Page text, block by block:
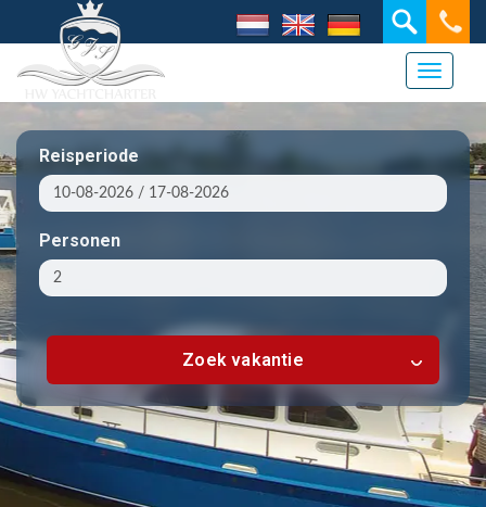
Reisperiode
Personen
Zoek vakantie
Toggle